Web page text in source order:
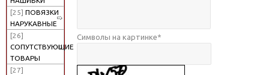
[25] ПОВЯЗКИ
НАРУКАВНЫЕ
[26]
СОПУТСТВУЮЩИЕ
ТОВАРЫ
[27]
Символы на картинке*